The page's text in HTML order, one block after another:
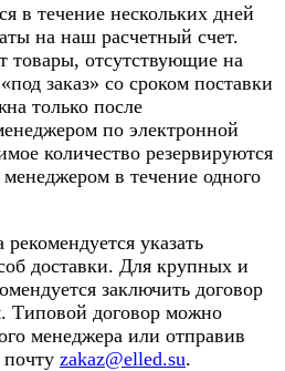
в течение нескольких дней
на наш расчетный счет.
товары, отсутствующие на
заказ» со сроком поставки
только после
по электронной
количество резервируются
менеджером в течение одного
указать
доставки. Для крупных и
заключить договор
Типовой договор можно
менеджера или отправив
zakaz@elled.su.